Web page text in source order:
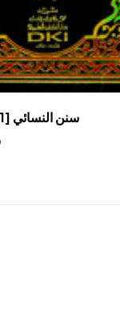
سنن النسائي [1م شموا] لونان